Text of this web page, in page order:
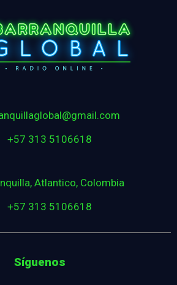
+57 313 5106618
Atlantico, Colombia
+57 313 5106618
Síguenos